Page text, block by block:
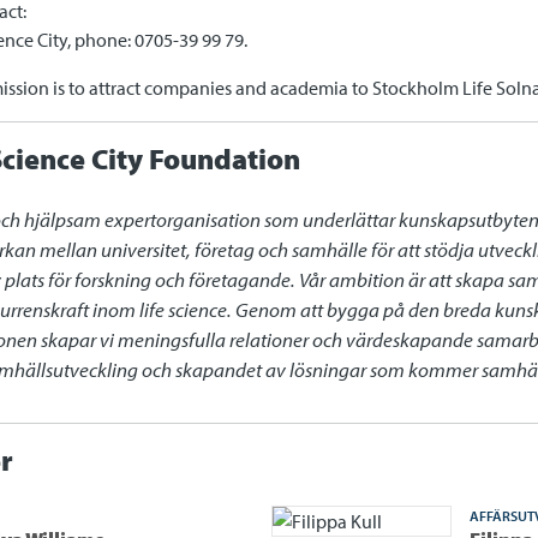
City, phone: 0705-39 99 79.
is to attract companies and academia to Stockholm Life
City Foundation
hjälpsam expertorganisation som underlättar
mellan universitet, företag och samhälle för att stödja
för forskning och företagande. Vår ambition är att skapa
inom life science. Genom att bygga på den breda
skapar vi meningsfulla relationer och värdeskapande
och skapandet av lösningar som kommer